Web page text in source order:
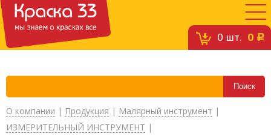
0 шт. 0 c
О компании | Продукция | Малярный инструмент |
ИЗМЕРИТЕЛЬНЫЙ ИНСТРУМЕНТ |